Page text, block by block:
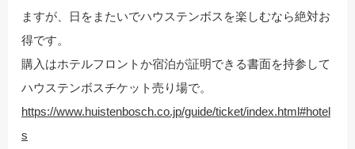
ますが、日をまたいでハウステンボスを楽しむなら絶対お
得です。
購入はホテルフロントか宿泊が証明できる書面を持参して
ハウステンボスチケット売り場で。
https://www.huistenbosch.co.jp/guide/ticket/index.html#hotel
s